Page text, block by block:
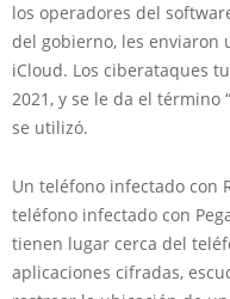
los operadores del
del gobierno, les enviaron
iCloud. Los ciberataques
2021, y se le da el término
se utilizó.
Un teléfono infectado con
teléfono infectado con
tienen lugar cerca del
aplicaciones cifradas,